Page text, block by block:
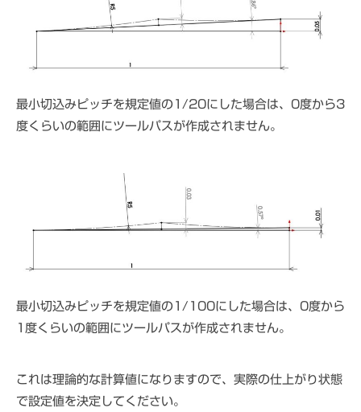
最小切込みピッチを規定値の1/20にした場合は、0度から3
度くらいの範囲にツールパスが作成されません。
最小切込みピッチを規定値の1/100にした場合は、0度から
1度くらいの範囲にツールパスが作成されません。
これは理論的な計算値になりますので、実際の仕上がり状態
で設定値を決定してください。